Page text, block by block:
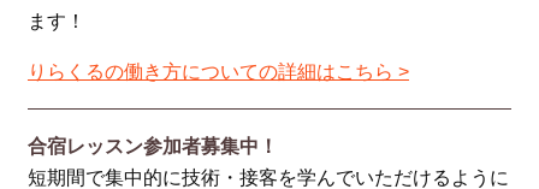
ます！
りらくるの働き方についての詳細はこちら >
合宿レッスン参加者募集中！
短期間で集中的に技術・接客を学んでいただけるように